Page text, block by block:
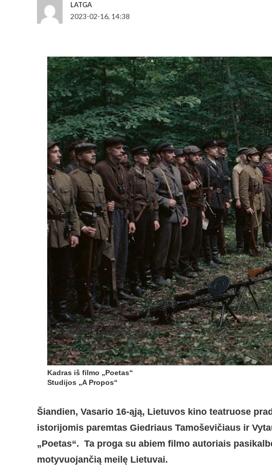
LATGA
2023-02-16, 14:38
Kadras iš filmo „Poetas“
Studijos „A Propos“
Šiandien, Vasario 16-ąją, Lietuvos kino teatruose
istorijomis paremtas Giedriaus Tamoševičiaus ir
„Poetas“. Ta proga su abiem filmo autoriais
motyvuojančią meilę Lietuvai.